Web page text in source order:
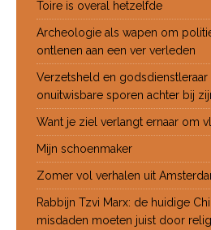
Toire is overal hetzelfde
Archeologie als wapen om
ontlenen aan een ver verleden
Verzetsheld en
onuitwisbare sporen achter bij
Want je ziel verlangt ernaar om
Mijn schoenmaker
Zomer vol verhalen uit
Rabbijn Tzvi Marx: de huidige
misdaden moeten juist door